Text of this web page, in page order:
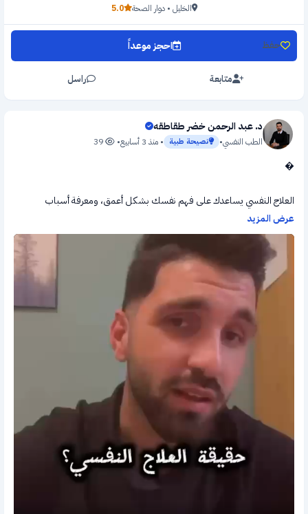
الخليل • دوار الصحة 5.0
احجز موعداً
متابعة
حفظ
راسل
د. عبد الرحمن خضر طقاطقه
الطب النفسي• نصيحة طبية • منذ 3 أسابيع •
39
�
العلاج النفسي يساعدك على فهم نفسك بشكل أعمق، ومعرفة أسباب
المعاناة، وتعلم طرق جديدة للتعامل مع الأفكار والمشاعر الصعبة.
خلال الجلسات نعمل على:
🌱 تخفيف الأعراض
🧠 تغيير الأفكار غير المفيدة
🤝 تحسين العلاقات
💡 تطوير مهارات تساعدك في مواجهة تحديات الحياة
العلاج النفسي ليس مجرد كلام… بل عملية علاجية تساعدك على التغيير والنمو.
📌 لحجز موعدك من خلال الرابط
عرض المزيد